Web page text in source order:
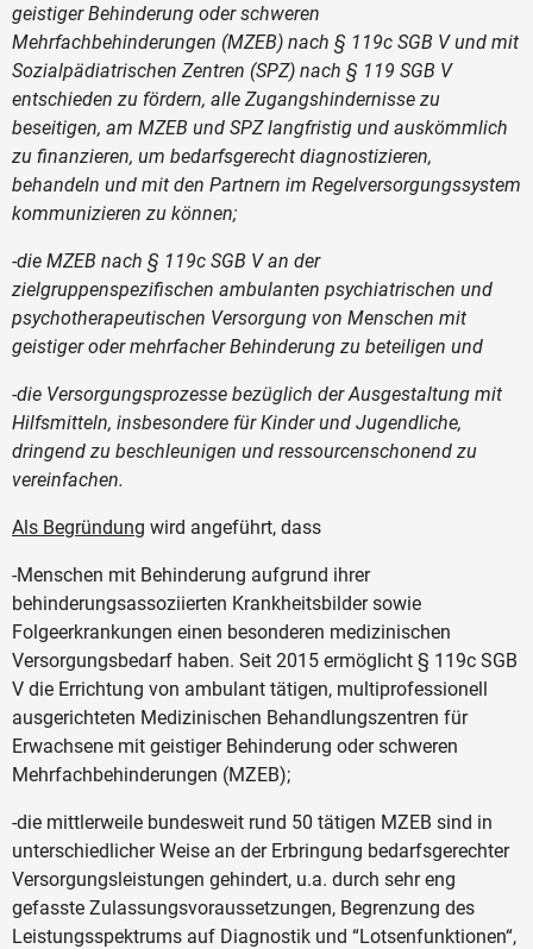
geistiger Behinderung oder schweren
Mehrfachbehinderungen (MZEB) nach § 119c SGB V und mit
Sozialpädiatrischen Zentren (SPZ) nach § 119 SGB V
entschieden zu fördern, alle Zugangshindernisse zu
beseitigen, am MZEB und SPZ langfristig und auskömmlich
zu finanzieren, um bedarfsgerecht diagnostizieren,
behandeln und mit den Partnern im Regelversorgungssystem
kommunizieren zu können;
-die MZEB nach § 119c SGB V an der
zielgruppenspezifischen ambulanten psychiatrischen und
psychotherapeutischen Versorgung von Menschen mit
geistiger oder mehrfacher Behinderung zu beteiligen und
-die Versorgungsprozesse bezüglich der Ausgestaltung mit
Hilfsmitteln, insbesondere für Kinder und Jugendliche,
dringend zu beschleunigen und ressourcenschonend zu
vereinfachen.
Als Begründung wird angeführt, dass
-Menschen mit Behinderung aufgrund ihrer
behinderungsassoziierten Krankheitsbilder sowie
Folgeerkrankungen einen besonderen medizinischen
Versorgungsbedarf haben. Seit 2015 ermöglicht § 119c SGB
V die Errichtung von ambulant tätigen, multiprofessionell
ausgerichteten Medizinischen Behandlungszentren für
Erwachsene mit geistiger Behinderung oder schweren
Mehrfachbehinderungen (MZEB);
-die mittlerweile bundesweit rund 50 tätigen MZEB sind in
unterschiedlicher Weise an der Erbringung bedarfsgerechter
Versorgungsleistungen gehindert, u.a. durch sehr eng
gefasste Zulassungsvoraussetzungen, Begrenzung des
Leistungsspektrums auf Diagnostik und “Lotsenfunktionen“,